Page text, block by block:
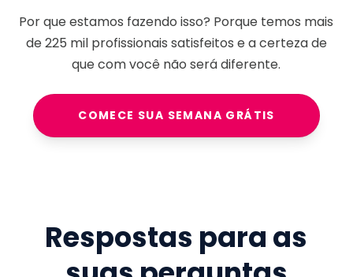
Por que estamos fazendo isso? Porque temos mais
de225 milprofissionais satisfeitos e a certeza de
que com você não será diferente.
COMECE SUA SEMANA GRÁTIS
Respostas para as